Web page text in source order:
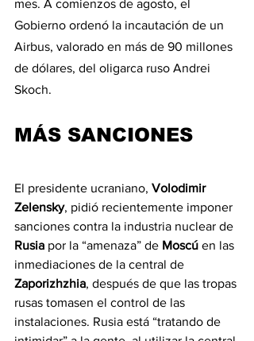
mes. A comienzos de agosto, el
Gobierno ordenó la incautación de un
Airbus, valorado en más de 90 millones
de dólares, del oligarca ruso Andrei
Skoch.
MÁS SANCIONES
El presidente ucraniano, Volodimir
Zelensky, pidió recientemente imponer
sanciones contra la industria nuclear de
Rusia por la “amenaza” de Moscú en las
inmediaciones de la central de
Zaporizhzhia, después de que las tropas
rusas tomasen el control de las
instalaciones. Rusia está “tratando de